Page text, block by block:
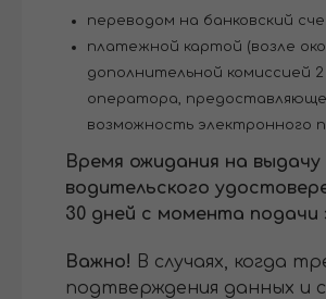
переводом на банковский
платежной картой (возле
дополнительной комиссией 2
оператора,
возможность электронного
Время ожидания на выдачу
водительского
30 дней с момента подачи
Важно! В случаях, когда
подтверждения данных и